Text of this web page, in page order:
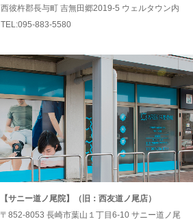
西彼杵郡長与町 吉無田郷2019-5 ウェルタウン内
TEL:095-883-5580
【サニー道ノ尾院】（旧：西友道ノ尾店）
〒852-8053 長崎市葉山１丁目6-10 サニー道ノ尾